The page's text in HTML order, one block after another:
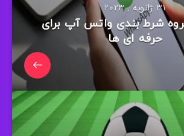
31 ژانویه , 2023
شرط بندی واتس آپ برای
حرفه ای ها